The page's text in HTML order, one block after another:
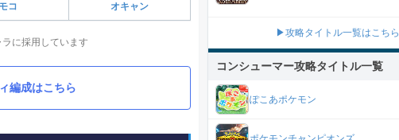
モコ オキャン
に採用しています
編成はこちら
▶攻略タイトル一覧はこちら
コンシューマー攻略タイトル一覧
ぽこあポケモン